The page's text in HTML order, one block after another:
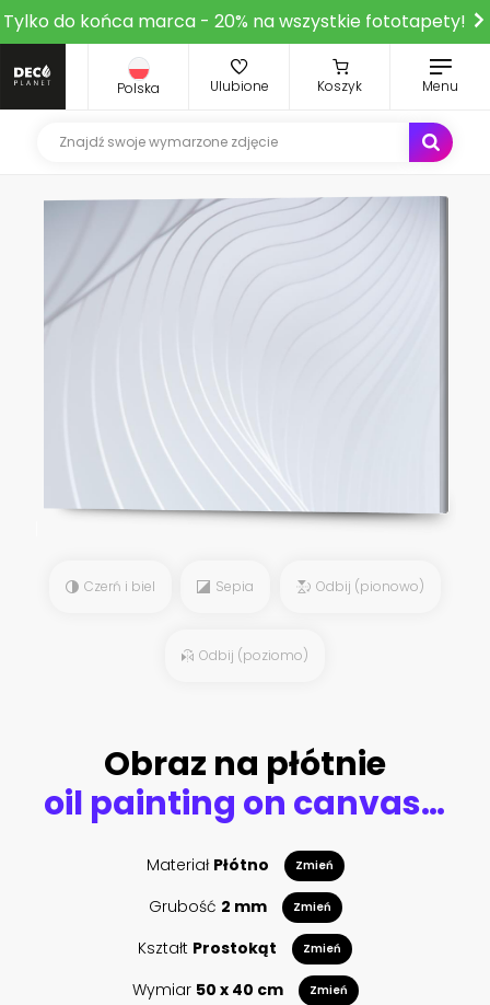
Tylko do końca marca - 20% na wszystkie fototapety!
Polska Ulubione Koszyk Menu
Czerń i biel Sepia Odbij (pionowo)
Odbij (poziomo)
Obraz na płótnie
oil painting on canvas, street view of london. Artwork. Big ben. couple and red umbrella, bus and road, telephone. Black car - taxi. England
Materiał Płótno Zmień
Grubość 2 mm Zmień
Kształt Prostokąt Zmień
Wymiar 50 x 40 cm Zmień